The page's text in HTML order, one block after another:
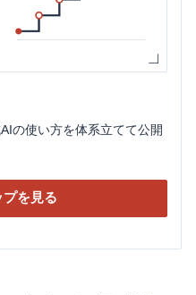
の使い方を体系立てて公開
を見る